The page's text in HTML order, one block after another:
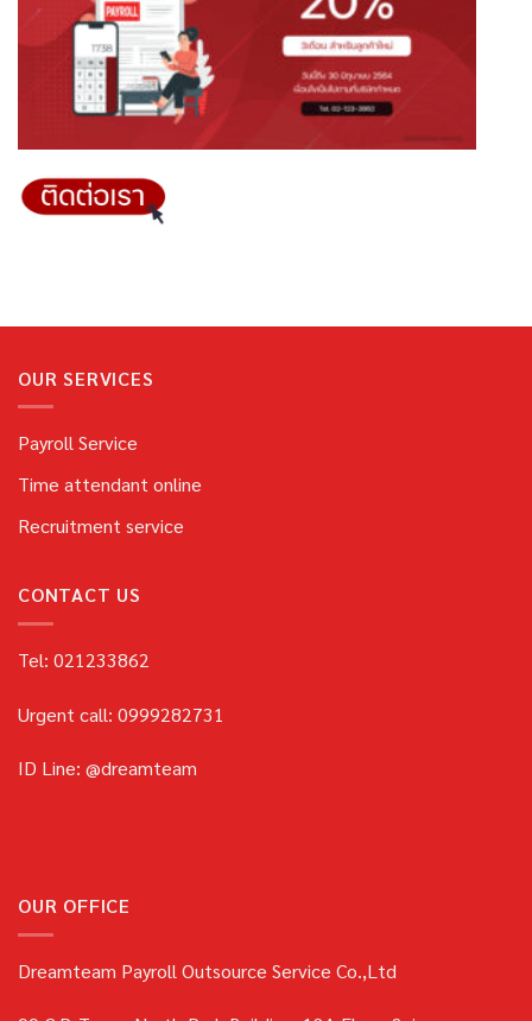
OUR SERVICES
Payroll Service
Time attendant online
Recruitment service
CONTACT US
Tel: 021233862
Urgent call: 0999282731
ID Line: @dreamteam
OUR OFFICE
Dreamteam Payroll Outsource Service Co.,Ltd